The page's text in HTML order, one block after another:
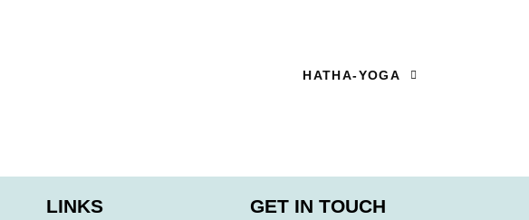
HATHA-YOGA
LINKS GET IN TOUCH